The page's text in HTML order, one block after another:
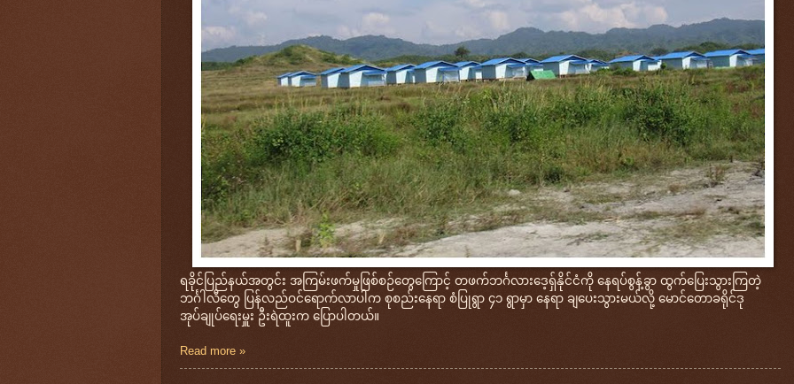
ရခိုင်ပြည်နယ်အတွင်း အကြမ်းဖက်မှုဖြစ်စဉ်တွေကြောင့် တဖက်ဘင်္ဂလားဒေ့ရှ်နိုင်ငံကို နေရပ်စွန့်ခွာ ထွက်ပြေးသွားကြတဲ့
ဘင်္ဂါလီတွေ ပြန်လည်ဝင်ရောက်လာပါက စုစည်းနေရာ စံပြုရွာ ၄၁ ရွာမှာ နေရာ ချပေးသွားမယ်လို့ မောင်တောခရိုင်ဒု
အုပ်ချုပ်ရေးမှူး ဦးရဲထူးက ပြောပါတယ်။
Read more »